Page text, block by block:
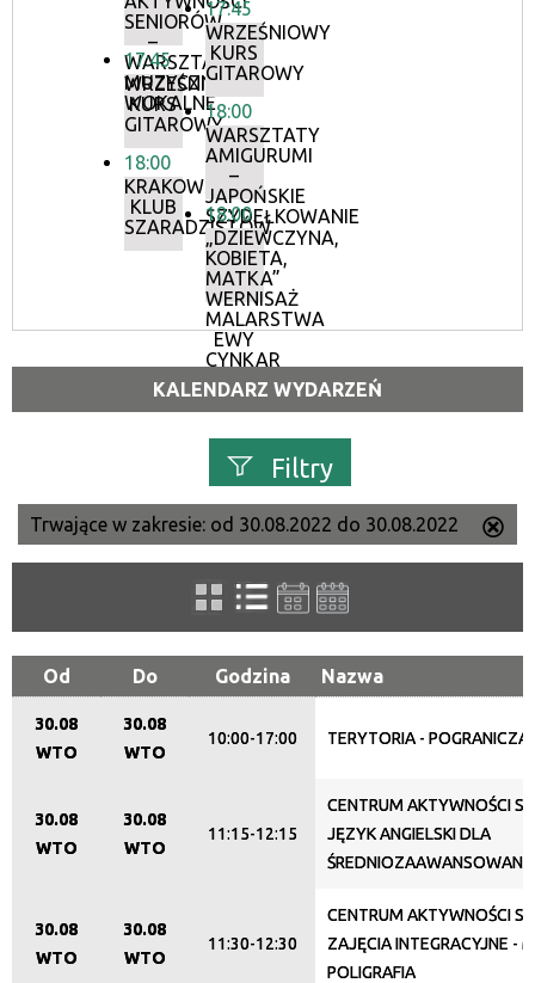
SENIORÓW
–
WARSZTATY
MUZYCZNO-
WOKALNE
17:45
WRZEŚNIOWY
KURS
GITAROWY
18:00
KRAKOWSKI
KLUB
SZARADZISTÓW
17:45
WRZEŚNIOWY
KURS
GITAROWY
18:00
WARSZTATY
AMIGURUMI
–
JAPOŃSKIE
SZYDEŁKOWANIE
18:00
„DZIEWCZYNA,
KOBIETA,
MATKA”
WERNISAŻ
MALARSTWA
EWY
CYNKAR
–
MISIOŁEK
KALENDARZ WYDARZEŃ
Filtry
Szukana fraza
Kategoria
Trwające w zakresie
Miejsce
Organizator
Trwające w zakresie: od 30.08.2022 do 30.08.2022
ten
Od Do Godzina Nazwa
30.08
WTO
30.08
WTO
10:00-17:00 TERYTORIA -
30.08
WTO
30.08
WTO
11:15-12:15
CENTRUM AKTYWNOŚCI
JĘZYK ANGIELSKI DLA
30.08
WTO
30.08
WTO
11:30-12:30
CENTRUM AKTYWNOŚCI
ZAJĘCIA INTEGRACYJNE -
POLIGRAFIA